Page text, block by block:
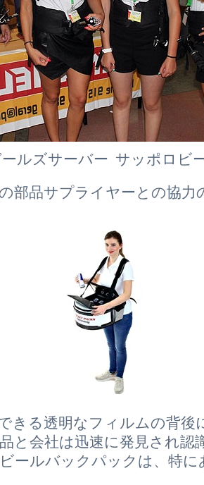
ルズサーバー サッポロビ
部品サプライヤーとの協
きる透明なフィルムの背後
と会社は迅速に発見され認
ールバックパックは、特